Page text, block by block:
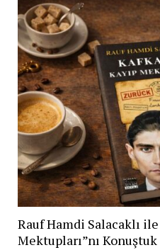
Rauf Hamdi Salacaklı ile
Mektupları”nı Konuştuk